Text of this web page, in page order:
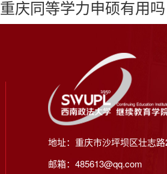
重庆同等学力申硕有用吗
地址：重庆市沙坪坝区壮志
邮箱：485613@qq.com